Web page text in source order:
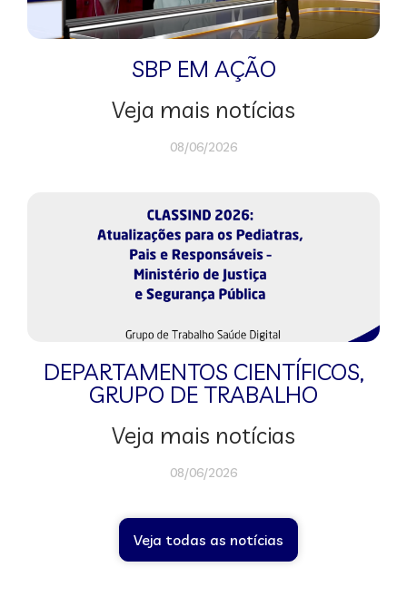
SBP EM AÇÃO
Veja mais notícias
08/06/2026
DEPARTAMENTOS CIENTÍFICOS,
GRUPO DE TRABALHO
Veja mais notícias
08/06/2026
Veja todas as notícias